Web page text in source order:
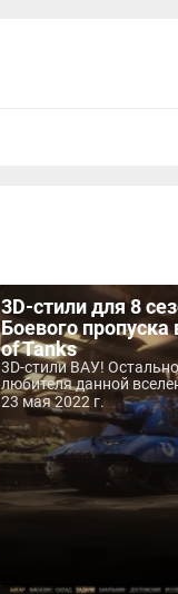
3D-стили для 8
Боевого пропуска
of Tanks
3D-стили ВАУ!
любителя данной
23 мая 2022 г.